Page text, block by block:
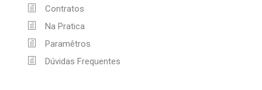
Contratos
Na Pratica
Paramêtros
Dúvidas Frequentes